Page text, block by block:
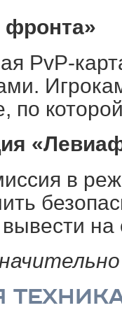
фронта»
PvP-
по
«
в
на